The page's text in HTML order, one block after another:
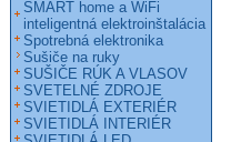
SMART home a WiFi
inteligentná elektroinštalácia
Spotrebná elektronika
Sušiče na ruky
SUŠIČE RÚK A VLASOV
SVETELNÉ ZDROJE
SVIETIDLÁ EXTERIÉR
SVIETIDLÁ INTERIÉR